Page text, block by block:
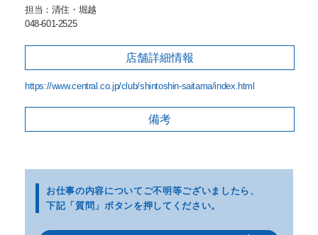
担当：清住・堀越
048-601-2525
店舗詳細情報
https://www.central.co.jp/club/shintoshin-saitama/index.html
備考
お仕事の内容についてご不明等ございましたら、
下記「質問」ボタンを押してください。